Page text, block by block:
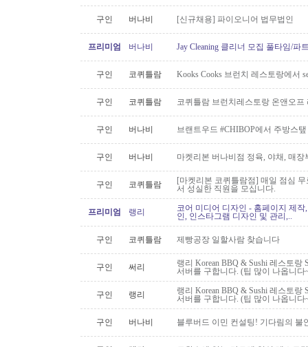
구인 버나비 [신규채용] 파이오니어 법무법인
프리미엄 버나비 Jay Cleaning 클리너 모집 풀타임/파
구인 코퀴틀람 Kooks Cooks 브런치 레스토랑에서
구인 코퀴틀람 코퀴틀람 브런치레스토랑 온앤오
구인 버나비 브랜트우드 #CHIBOP에서 주방스
구인 버나비 마켓리본 버나비점 정육, 야채, 매
구인 코퀴틀람
[마켓리본 코퀴틀람점] 매일 점심
서 성실한 직원을 모십니다.
프리미엄 랭리
코어 미디어 디자인 - 홈페이지 제
인, 인스타그램 디자인 및 관리,..
구인 코퀴틀람 제빵공장 일할사람 찾습니다
구인 써리
랭리 Korean BBQ & Sushi 레스토
서버를 구합니다. (팁 많이 나옵니다
구인 랭리
랭리 Korean BBQ & Sushi 레스토
서버를 구합니다. (팁 많이 나옵니다
구인 버나비 블루버드 이민 컨설팅! 기다림의 불